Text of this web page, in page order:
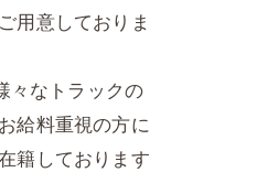
用意しておりま
々なトラックの
給料重視の方に
籍しております